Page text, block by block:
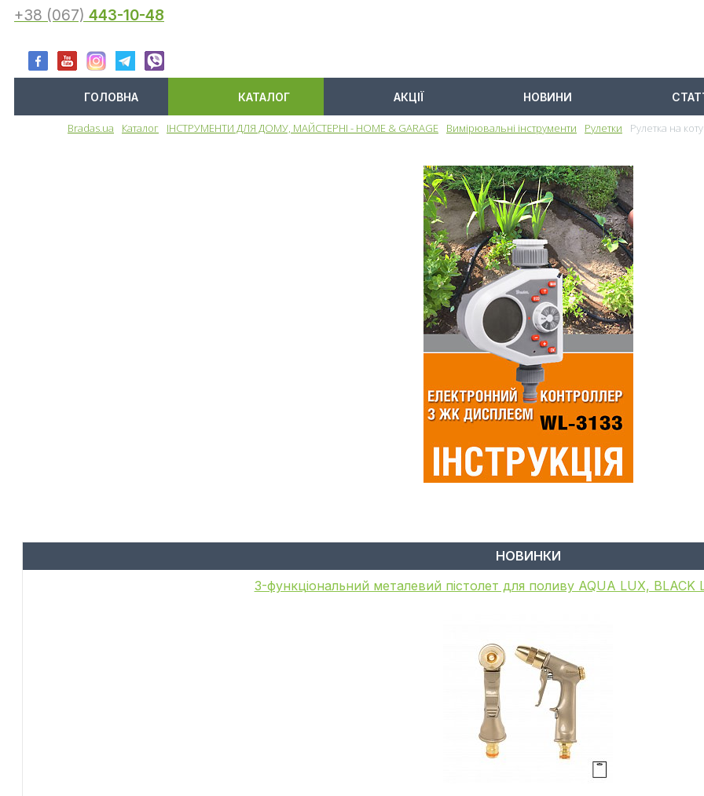
+38 (067) 443-10-48
ГОЛОВНА КАТАЛОГ АКЦІЇ НОВИНИ
Bradas.ua Каталог ІНСТРУМЕНТИ ДЛЯ ДОМУ, МАЙСТЕРНІ - HOME & GARAGE Вимірювальні інструменти Рулетки Рулетка на
НОВИНКИ
6-функціональний пістолет для поливу, металевий, WHITE LINE,